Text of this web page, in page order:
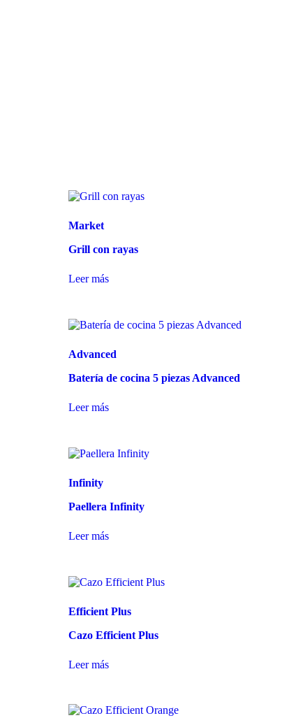
Market
Grill con rayas
Leer más
Advanced
Batería de cocina 5 piezas Advanced
Leer más
Infinity
Paellera Infinity
Leer más
Efficient Plus
Cazo Efficient Plus
Leer más